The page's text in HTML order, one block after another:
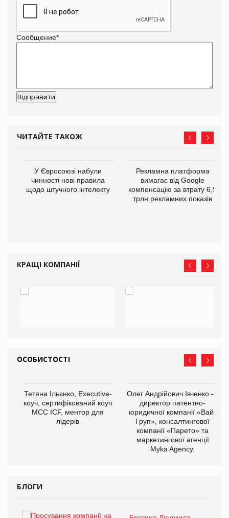
Сообщение*
ЧИТАЙТЕ ТАКОЖ
У Євросоюзі набули
чинності нові правила
щодо штучного інтелекту
Рекламна платформа
вимагає від Google
компенсацію за втрату 6,9
трлн рекламних показів
КРАЩІ КОМПАНІЇ
ОСОБИСТОСТІ
Тетяна Ільєнко, Executive-
коуч, сертифікований коуч
МСС ICF, ментор для
лідерів
Олег Андрійович Івченко —
директор патентно-
юридичної компанії «Вайз
Груп», консалтингової
компанії «Парето» та
маркетингової агенції
Myka Agency.
БЛОГИ